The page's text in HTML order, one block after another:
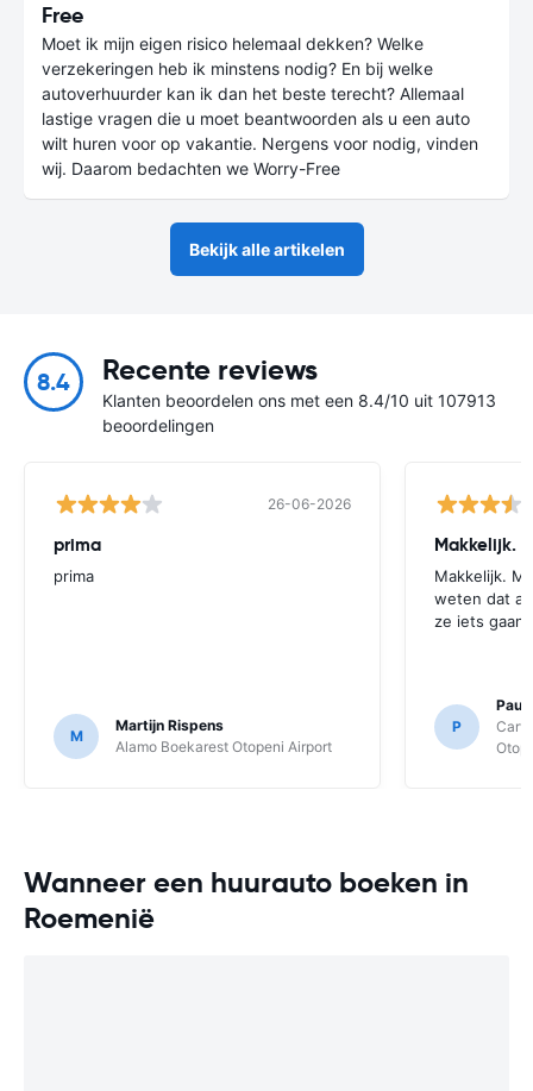
Free
Moet ik mijn eigen risico helemaal dekken? Welke
verzekeringen heb ik minstens nodig? En bij welke
autoverhuurder kan ik dan het beste terecht? Allemaal
lastige vragen die u moet beantwoorden als u een auto
wilt huren voor op vakantie. Nergens voor nodig, vinden
wij. Daarom bedachten we Worry-Free
Bekijk alle artikelen
8.4 Recente reviews
Klanten beoordelen ons met een 8.4/10 uit 107913
beoordelingen
26-06-2026
prima
prima
M
Martijn Rispens
Alamo Boekarest Otopeni Airport
Makkelijk.
weten dat
ze iets gaan
P
Paul
Wanneer een huurauto boeken in
Roemenië